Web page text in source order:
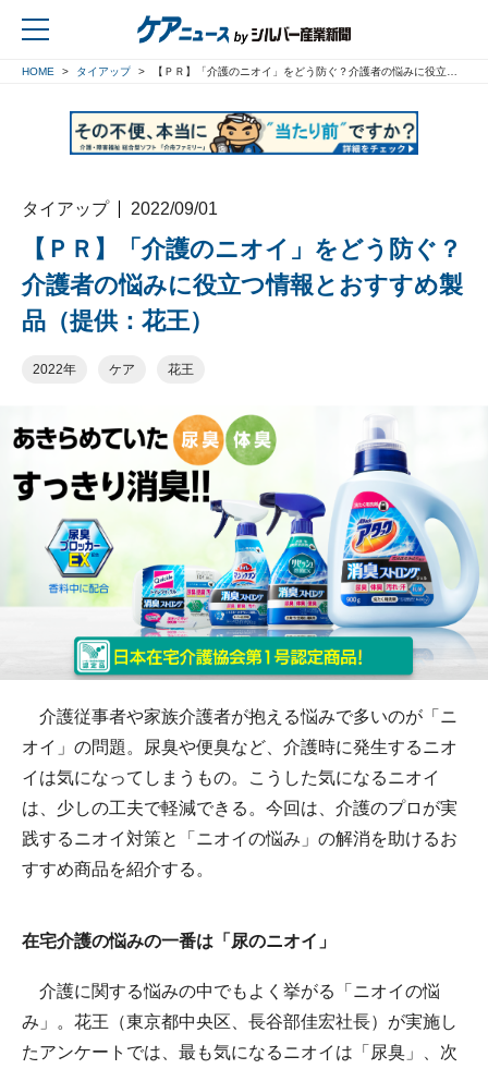
HOME タイアップ 【ＰＲ】「介護のニオイ」をどう防ぐ？介護者の悩みに役立つ情報とおすすめ製品（提供：花王）
タイアップ 2022/09/01
【ＰＲ】「介護のニオイ」をどう防ぐ？
介護者の悩みに役立つ情報とおすすめ製
品（提供：花王）
2022年 ケア 花王
介護従事者や家族介護者が抱える悩みで多いのが「ニ
オイ」の問題。尿臭や便臭など、介護時に発生するニオ
イは気になってしまうもの。こうした気になるニオイ
は、少しの工夫で軽減できる。今回は、介護のプロが実
践するニオイ対策と「ニオイの悩み」の解消を助けるお
すすめ商品を紹介する。
在宅介護の悩みの一番は「尿のニオイ」
介護に関する悩みの中でもよく挙がる「ニオイの悩
み」。花王（東京都中央区、長谷部佳宏社長）が実施し
たアンケートでは、最も気になるニオイは「尿臭」、次